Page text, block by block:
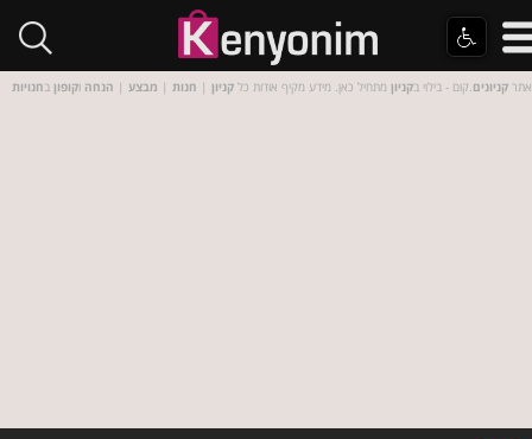
אתר קניונים.קום - בילוי בקניון מתחיל כאן. מידע מקיף אודות כל קניון | חנות | מבצע | הנחה וקופון בחנויות